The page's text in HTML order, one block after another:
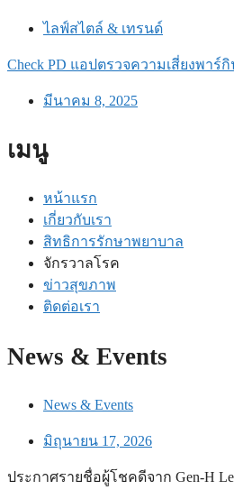
ไลฟ์สไตล์ & เทรนด์
Check PD แอปตรวจความเสี่ยงพาร์
มีนาคม 8, 2025
เมนู
หน้าแรก
เกี่ยวกับเรา
สิทธิการรักษาพยาบาล
จักรวาลโรค
ข่าวสุขภาพ
ติดต่อเรา
News & Events
News & Events
มิถุนายน 17, 2026
ประกาศรายชื่อผู้โชคดีจาก Gen-H